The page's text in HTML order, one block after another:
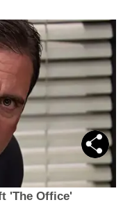
'The Office'